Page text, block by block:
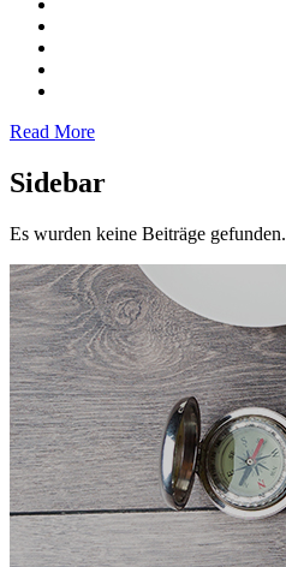
Read More
Sidebar
Es wurden keine Beiträge gefunden.